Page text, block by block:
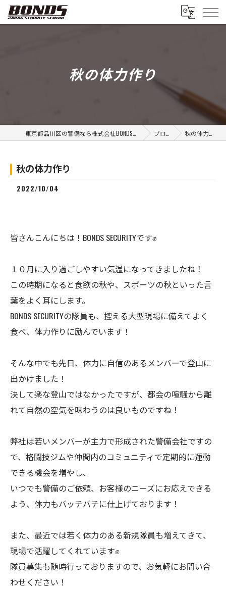
秋の体力作り
ブログ 秋の体力作り
秋の体力作り
2022/10/04
皆さんこんにちは！BONDS SECURITYです✊
１０月に入り過ごしやすい気温になってきましたね！
この時期になると食欲の秋や、スポーツの秋といった言
葉をよく耳にします。
BONDS SECURITYの隊員も、控える大型現場に備えてよく
食べ、体力作りに励んでいます！
そんな中でも先日、体力に自信のあるメンバーで登山に
出かけました！
決して楽な登山ではなかったですが、都会の喧騒から離
れて自然の空気を味わうのは良いものですね！
弊社は若いメンバーが主力で形成された警備会社ですの
で、格闘技ジムや仲間内のコミュニティで定期的に運動
できる機会を増やし、
いつでも警備のご依頼、お客様のニーズにお応えできる
よう、体力もバッチバチに仕上げております！
また、最近では若く体力のある新規隊員も増えてきて、
現場で活躍してくれています✊
隊員募集も随時行っておりますので、お気軽にお問い合
わせください！